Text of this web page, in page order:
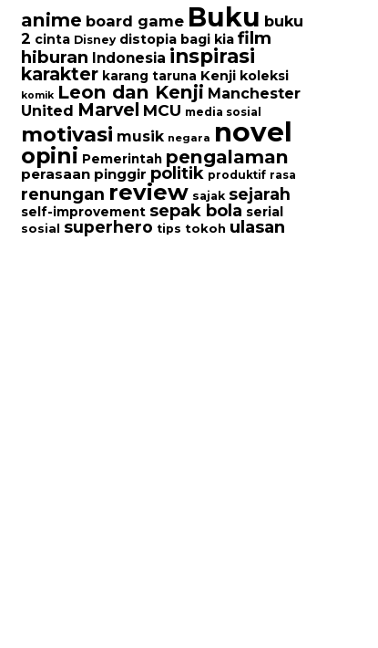
anime board game Buku buku
2 cinta Disney distopia bagi kia film
hiburan Indonesia inspirasi
karakter karang taruna Kenji koleksi
komik Leon dan Kenji Manchester
United Marvel MCU media sosial
motivasi musik negara novel
opini Pemerintah pengalaman
perasaan pinggir politik produktif rasa
renungan review sajak sejarah
self-improvement sepak bola serial
sosial superhero tips tokoh ulasan